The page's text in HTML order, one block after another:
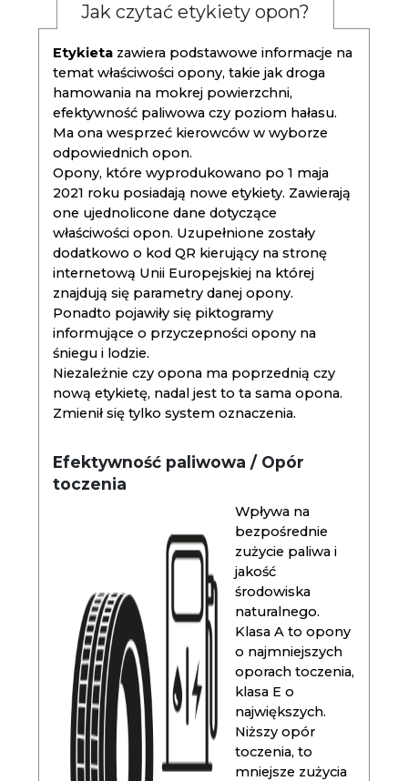
Jak czytać etykiety opon?
Etykieta zawiera podstawowe informacje na
temat właściwości opony, takie jak droga
hamowania na mokrej powierzchni,
efektywność paliwowa czy poziom hałasu.
Ma ona wesprzeć kierowców w wyborze
odpowiednich opon.
Opony, które wyprodukowano po 1 maja
2021 roku posiadają nowe etykiety. Zawierają
one ujednolicone dane dotyczące
właściwości opon. Uzupełnione zostały
dodatkowo o kod QR kierujący na stronę
internetową Unii Europejskiej na której
znajdują się parametry danej opony.
Ponadto pojawiły się piktogramy
informujące o przyczepności opony na
śniegu i lodzie.
Niezależnie czy opona ma poprzednią czy
nową etykietę, nadal jest to ta sama opona.
Zmienił się tylko system oznaczenia.
Efektywność paliwowa / Opór
toczenia
Wpływa na
bezpośrednie
zużycie paliwa i
jakość
środowiska
naturalnego.
Klasa A to opony
o najmniejszych
oporach toczenia,
klasa E o
największych.
Niższy opór
toczenia, to
mniejsze zużycia